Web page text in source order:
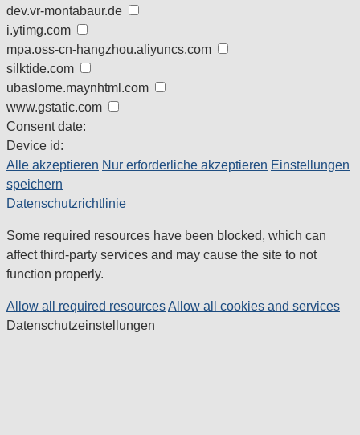
dev.vr-montabaur.de
i.ytimg.com
mpa.oss-cn-hangzhou.aliyuncs.com
silktide.com
ubaslome.maynhtml.com
www.gstatic.com
Consent date:
Device id:
Alle akzeptieren Nur erforderliche akzeptieren Einstellungen
speichern
Datenschutzrichtlinie
Some required resources have been blocked, which can
affect third-party services and may cause the site to not
function properly.
Allow all required resourcesAllow all cookies and services
Datenschutzeinstellungen